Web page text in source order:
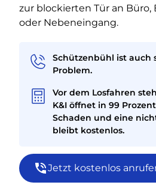
zur blockierten Tür an Büro,
oder Nebeneingang.
Schützenbühl ist auch
Problem.
Vor dem Losfahren
K&I öffnet in 99
Schaden und eine
bleibt kostenlos.
Jetzt kostenlos